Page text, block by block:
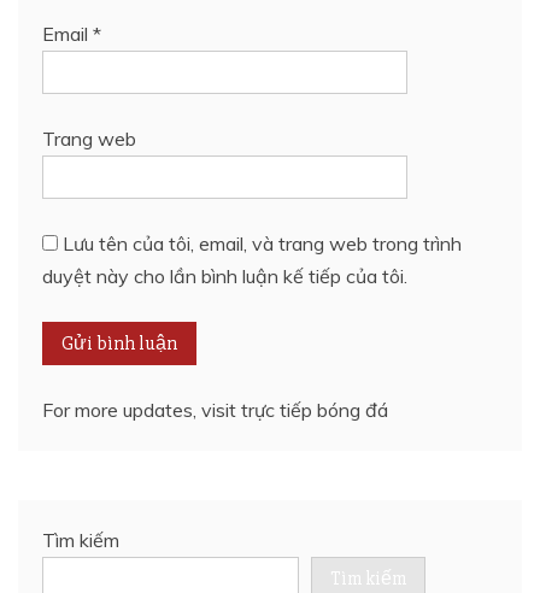
Email *
Trang web
Lưu tên của tôi, email, và trang web trong trình
duyệt này cho lần bình luận kế tiếp của tôi.
For more updates, visit trực tiếp bóng đá
Tìm kiếm
Tìm kiếm